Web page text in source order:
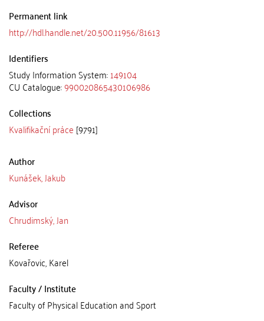
Permanent link
http://hdl.handle.net/20.500.11956/81613
Identifiers
Study Information System:149104
CU Catalogue:990020865430106986
Collections
Kvalifikační práce [9791]
Author
Kunášek, Jakub
Advisor
Chrudimský, Jan
Referee
Kovařovic, Karel
Faculty / Institute
Faculty of Physical Education and Sport